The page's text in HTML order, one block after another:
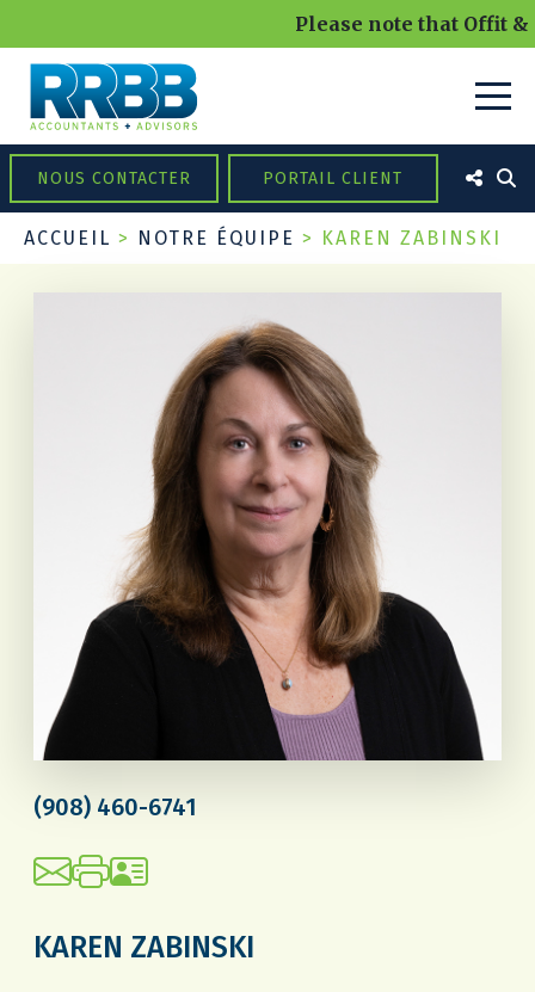
Please note that Offit &
NOUS CONTACTER PORTAIL CLIENT
ACCUEIL > NOTRE ÉQUIPE > KAREN ZABINSKI
(908) 460-6741
KAREN ZABINSKI